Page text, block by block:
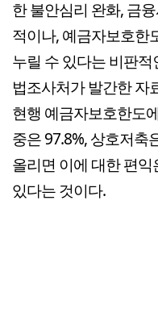
한 불안심리 완화, 금
적이나, 예금자보호한
누릴 수 있다는 비판
법조사처가 발간한 자
현행 예금자보호한도
중은 97.8%, 상호저축
올리면 이에 대한 편
있다는 것이다.